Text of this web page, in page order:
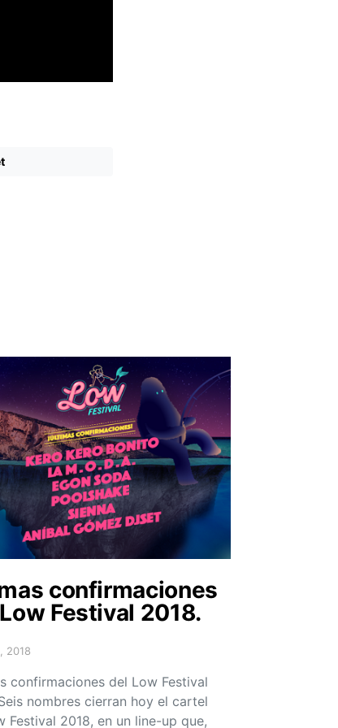
confirmaciones
Festival 2018.
2018
confirmaciones del Low Festival
nombres cierran hoy el cartel
Festival 2018, en un line-up que,